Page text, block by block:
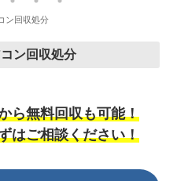
ン回収処分
ン回収処分
ら無料回収も可能！
はご相談ください！